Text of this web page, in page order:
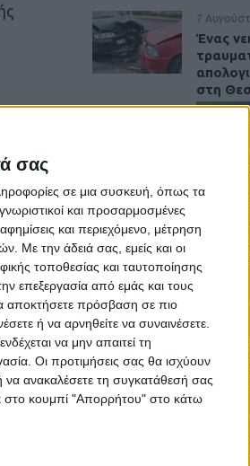
σας
σε μια συσκευή, όπως τα
και προσαρμοσμένες
και περιεχόμενο, μέτρηση
Με την άδειά σας, εμείς και οι
τοποθεσίας και ταυτοποίησης
επεξεργασία από εμάς και τους
αποκτήσετε πρόσβαση σε πιο
ή να αρνηθείτε να συναινέσετε.
να μην απαιτεί τη
Οι προτιμήσεις σας θα ισχύουν
να ανακαλέσετε τη συγκατάθεσή σας
στο κουμπί "Απορρήτου" στο κάτω
να
7
Ένας
στη
6
6
Ξεκινά
6